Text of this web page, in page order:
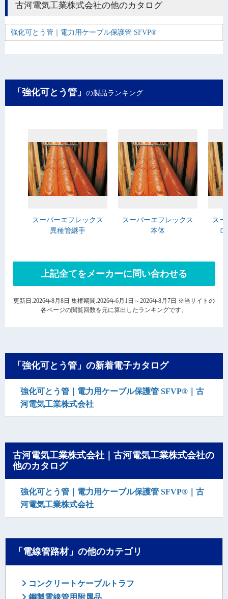
古河電気工業株式会社の他のカタログ
強化可とう管｜電力用ケーブル保護管 SFVP®
「強化可とう管」 の製品ランキング
スーパーエフレックス
異種管継手
スーパーエフレックス
本体
ス
上記全てをメーカーに問い合わせる
更新日:2026年8月8日 集権期間:2026年6月1日～2026年8月7日 ※当サイトの
各ページの閲覧回数を元に算出したランキングです。
「強化可とう管」の新着電子カタログ
強化可とう管｜電力用ケーブル保護管 SFVP®｜古
河電気工業株式会社
古河電気工業株式会社｜古河電気工業株式会社の
他のカタログ
強化可とう管｜電力用ケーブル保護管 SFVP®｜古
河電気工業株式会社
「電線管路材」の他のカテゴリ
コンクリートケーブルトラフ